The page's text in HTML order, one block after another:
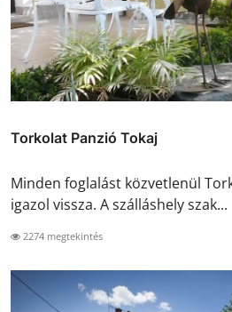
Torkolat Panzió Tokaj
Minden foglalást közvetlenül
igazol vissza. A szálláshely szak...
2274 megtekintés